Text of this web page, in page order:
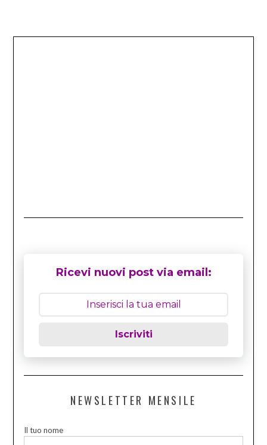
Ricevi nuovi post via email:
Iscriviti
NEWSLETTER MENSILE
Il tuo nome